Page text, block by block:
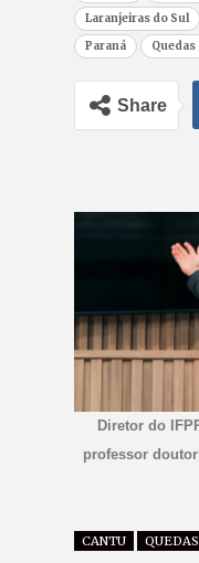
Laranjeiras do Sul
Paraná
Share
Diretor do
professor
CANTU